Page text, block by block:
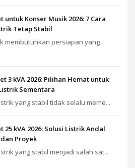
untuk Konser Musik 2026: 7 Cara
Tetap Stabil
membutuhkan persiapan yang
3 kVA 2026: Pilihan Hemat untuk
Sementara
yang stabil tidak selalu meme...
25 kVA 2026: Solusi Listrik Andal
Proyek
yang stabil menjadi salah sat...